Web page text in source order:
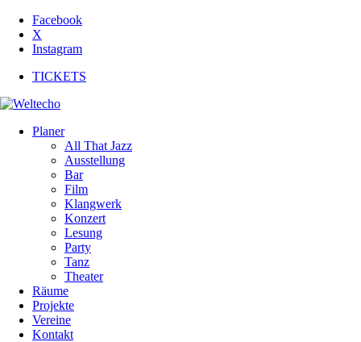
Facebook
X
Instagram
TICKETS
Planer
All That Jazz
Ausstellung
Bar
Film
Klangwerk
Konzert
Lesung
Party
Tanz
Theater
Räume
Projekte
Vereine
Kontakt